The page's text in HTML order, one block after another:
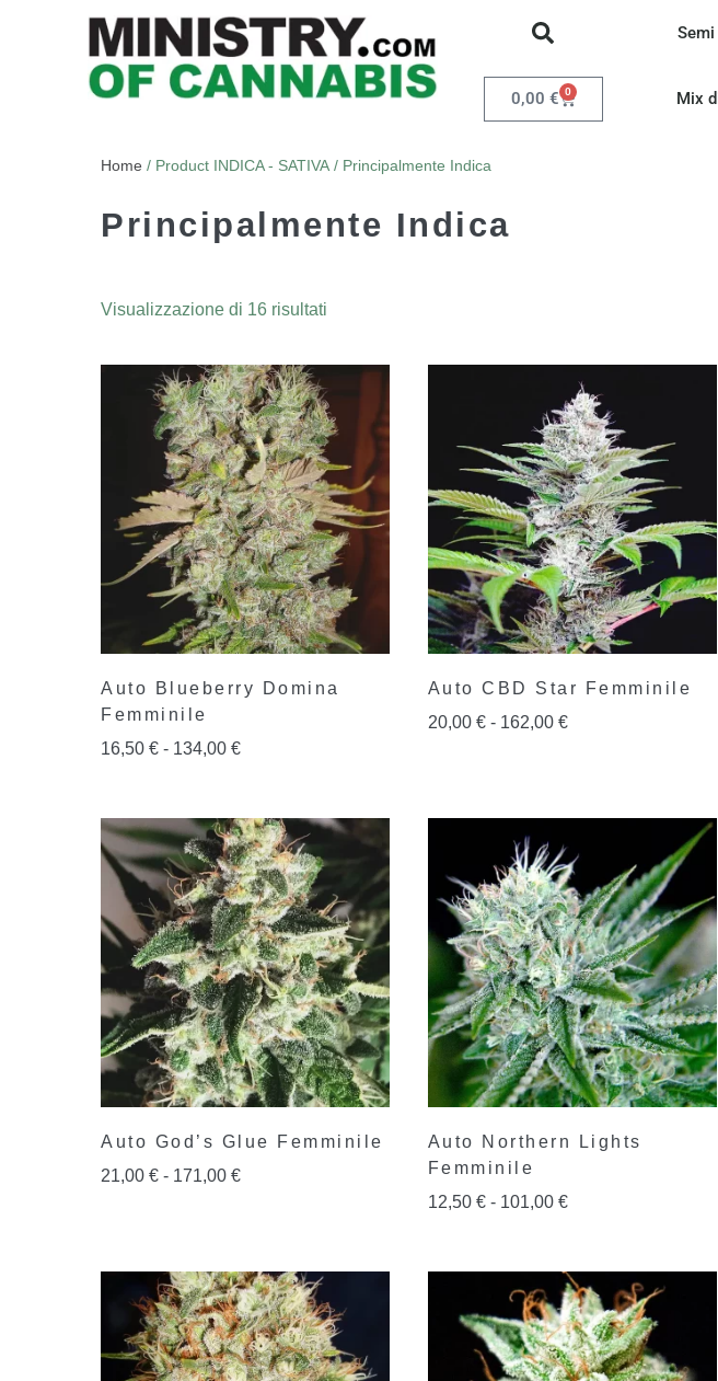
0,00 € 0 Mix
Home / Product INDICA - SATIVA / Principalmente Indica
Principalmente Indica
Visualizzazione di 16 risultati
Auto Blueberry Domina
Femminile
16,50 € - 134,00 €
Auto CBD Star Femminile
20,00 € - 162,00 €
Auto God’s Glue Femminile
21,00 € - 171,00 €
Auto Northern Lights
Femminile
12,50 € - 101,00 €